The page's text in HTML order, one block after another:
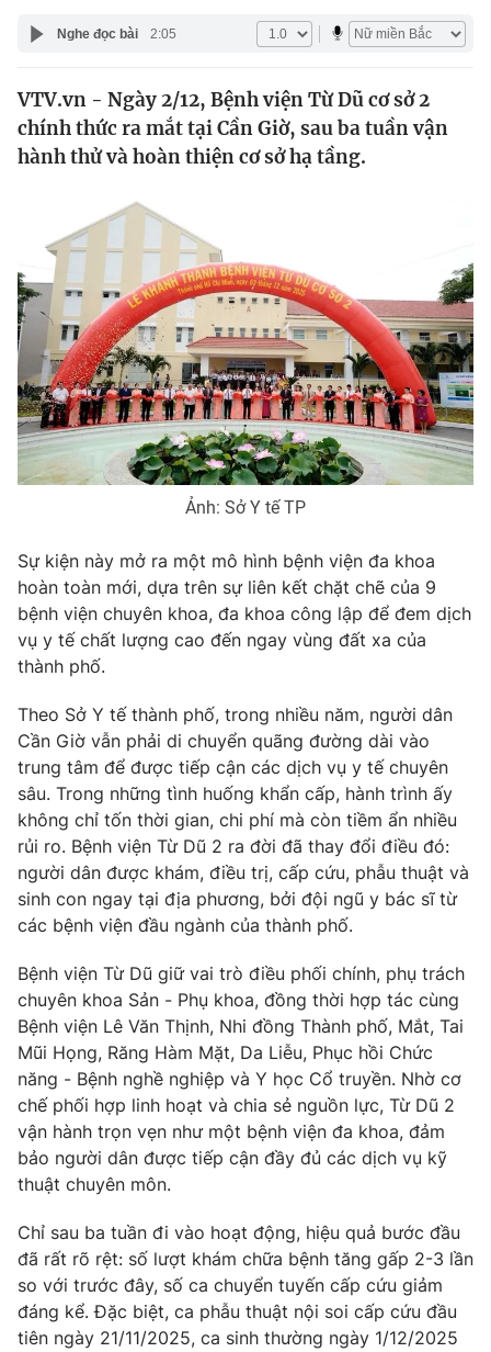
Thế giới
Thế giới đó đây
Câu chuyện quốc tế
Tài chính
Thị trường
Góc doanh nghiệp
Dữ liệu và đời sống
Truyền hình
Phim VTV
Hậu trường
Nhân vật
Giải sao mai
Giải trí
Điện ảnh
Âm nhạc
Đời sống
Chất lượng cuộc sống
Tuyển sinh
Học trực tuyến
Công nghệ
Hitech Công nghệ tương lai
Sản phẩm
Thị trường
Tư vấn
Giao lưu trực tuyến
Lịch phát sóng
Chuyên mục khác
Emagazine Podcast
Photo Infographic
Video Shorts video
VTV Money VTV Thể thao
VTV Sức khoẻ Bất động sản
Thị trường 24h Tấm lòng Việt
VTV9 VTV8
Liên hệ tòa soạn English
Giáo dục
Nghe đọc bài 2:05
VTV.vn - Ngày 2/12, Bệnh viện Từ Dũ cơ sở 2
chính thức ra mắt tại Cần Giờ, sau ba tuần vận
hành thử và hoàn thiện cơ sở hạ tầng.
Ảnh: Sở Y tế TP
Sự kiện này mở ra một mô hình bệnh viện đa khoa
hoàn toàn mới, dựa trên sự liên kết chặt chẽ của 9
bệnh viện chuyên khoa, đa khoa công lập để đem dịch
vụ y tế chất lượng cao đến ngay vùng đất xa của
thành phố.
Theo Sở Y tế thành phố, trong nhiều năm, người dân
Cần Giờ vẫn phải di chuyển quãng đường dài vào
trung tâm để được tiếp cận các dịch vụ y tế chuyên
sâu. Trong những tình huống khẩn cấp, hành trình ấy
không chỉ tốn thời gian, chi phí mà còn tiềm ẩn nhiều
rủi ro. Bệnh viện Từ Dũ 2 ra đời đã thay đổi điều đó:
người dân được khám, điều trị, cấp cứu, phẫu thuật và
sinh con ngay tại địa phương, bởi đội ngũ y bác sĩ từ
các bệnh viện đầu ngành của thành phố.
Bệnh viện Từ Dũ giữ vai trò điều phối chính, phụ trách
chuyên khoa Sản - Phụ khoa, đồng thời hợp tác cùng
Bệnh viện Lê Văn Thịnh, Nhi đồng Thành phố, Mắt, Tai
Mũi Họng, Răng Hàm Mặt, Da Liễu, Phục hồi Chức
năng - Bệnh nghề nghiệp và Y học Cổ truyền. Nhờ cơ
chế phối hợp linh hoạt và chia sẻ nguồn lực, Từ Dũ 2
vận hành trọn vẹn như một bệnh viện đa khoa, đảm
bảo người dân được tiếp cận đầy đủ các dịch vụ kỹ
thuật chuyên môn.
Chỉ sau ba tuần đi vào hoạt động, hiệu quả bước đầu
đã rất rõ rệt: số lượt khám chữa bệnh tăng gấp 2-3 lần
so với trước đây, số ca chuyển tuyến cấp cứu giảm
đáng kể. Đặc biệt, ca phẫu thuật nội soi cấp cứu đầu
tiên ngày 21/11/2025, ca sinh thường ngày 1/12/2025